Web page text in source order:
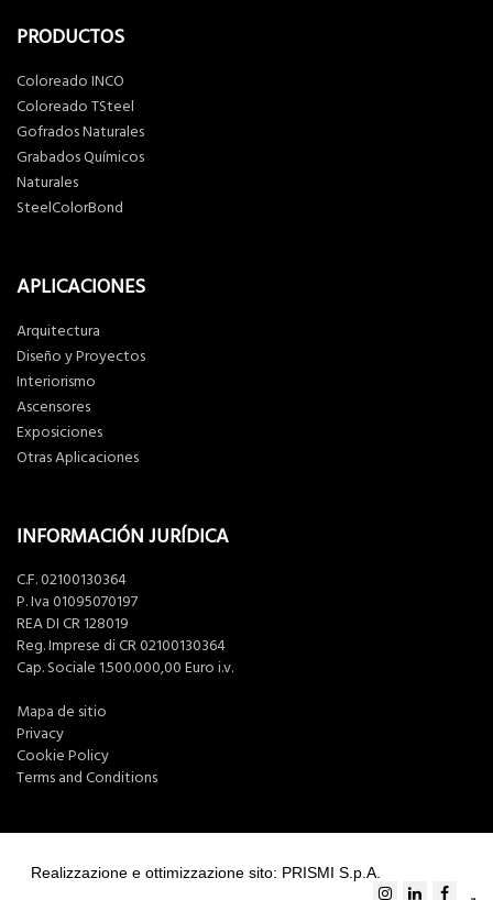
PRODUCTOS
Coloreado INCO
Coloreado TSteel
Gofrados Naturales
Grabados Químicos
Naturales
SteelColorBond
APLICACIONES
Arquitectura
Diseño y Proyectos
Interiorismo
Ascensores
Exposiciones
Otras Aplicaciones
INFORMACIÓN JURÍDICA
C.F. 02100130364
P. Iva 01095070197
REA DI CR 128019
Reg. Imprese di CR 02100130364
Cap. Sociale 1.500.000,00 Euro i.v.
Mapa de sitio
Privacy
Cookie Policy
Terms and Conditions
Realizzazione e ottimizzazione sito: PRISMI S.p.A.